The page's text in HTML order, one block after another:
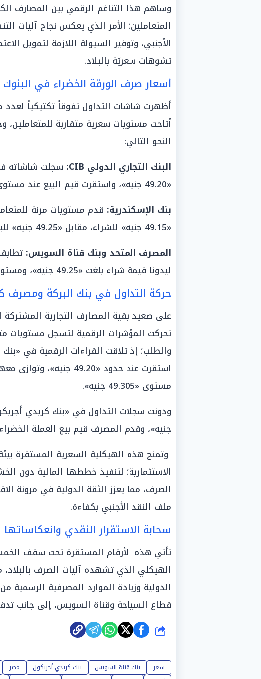
وساهم هذا التناغم الرقمي بين المصارف
المتعاملين؛ الأمر الذي يعكس نجاح آليات
الأجنبي، وتوفير السيولة اللازمة لتمويل
تشوهات سعريّة بالبلاد.
أسعار صرف الورقة الخضراء في البنوك
أظهرت شاشات التداول تفوقاً تكتيكياً لعدد
أتاحت مستويات سعرية متقاربة
النحو التالي:
البنك التجاري الدولي CIB:
سجلت شاشاته
«49.20 جنيه»، واستقرت قيم البيع عند مستوى «49.30 جنيه».
بنك الإسكندرية: قدم مستويات مرنة
«49.15 جنيه» للشراء، مقابل «49.25 جنيه» للبيع.
المصرف المتحد وبنك قناة السويس:
ليدونا قيمة شراء بلغت «49.25 جنيه»، ومستوى بيع عند حدود «49.35 جنيه».
حركة التداول في بنك البركة ومصرف
على صعيد بقية المصارف التجارية
تحركت المؤشرات الرقمية لتسجل مستويات
والطلب؛ إذ تلاقت القراءات الرقمية في
استقرت عند حدود «49.20
مستوى «49.305 جنيه».
جنيه»، وقدم المصرف قيم بيع العملة الخضراء عند
وتمنح هذه الهيكلية السعرية المستقرة
الاستثمارية؛ لتنفيذ خططها المالية دون
الصرف، مما يعزز الثقة الدولية في مرونة
ملف النقد الأجنبي بكفاءة.
سحابة الاستقرار النقدي
تأتي هذه الأرقام المستقرة تحت سقف
الهيكلي الذي تشهده آليات الصرف
الدولية وزيادة الموارد المصرفية الرسمية
قطاع السياحة وقناة السويس، إلى جانب تدفق
شارك
سعر بنك قناة السويس بنك كريدي أجريكول مصر